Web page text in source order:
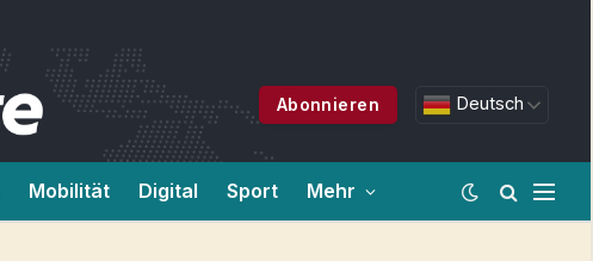
Abonnieren Deutsch
Mobilität Digital Sport Mehr